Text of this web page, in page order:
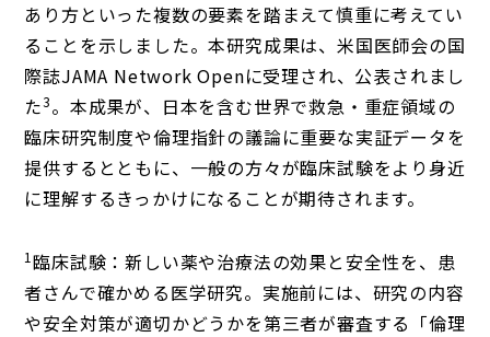
あり方といった複数の要素を踏まえて慎重に考えてい
ることを示しました。本研究成果は、米国医師会の国
際誌JAMA Network Openに受理され、公表されまし
た3。本成果が、日本を含む世界で救急・重症領域の
臨床研究制度や倫理指針の議論に重要な実証データを
提供するとともに、一般の方々が臨床試験をより身近
に理解するきっかけになることが期待されます。
1臨床試験：新しい薬や治療法の効果と安全性を、患
者さんで確かめる医学研究。実施前には、研究の内容
や安全対策が適切かどうかを第三者が審査する「倫理